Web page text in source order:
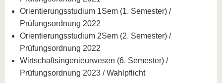
Orientierungsstudium 1Sem (1. Semester) /
Prüfungsordnung 2022
Orientierungsstudium 2Sem (2. Semester) /
Prüfungsordnung 2022
Wirtschaftsingenieurwesen (6. Semester) /
Prüfungsordnung 2023 / Wahlpflicht